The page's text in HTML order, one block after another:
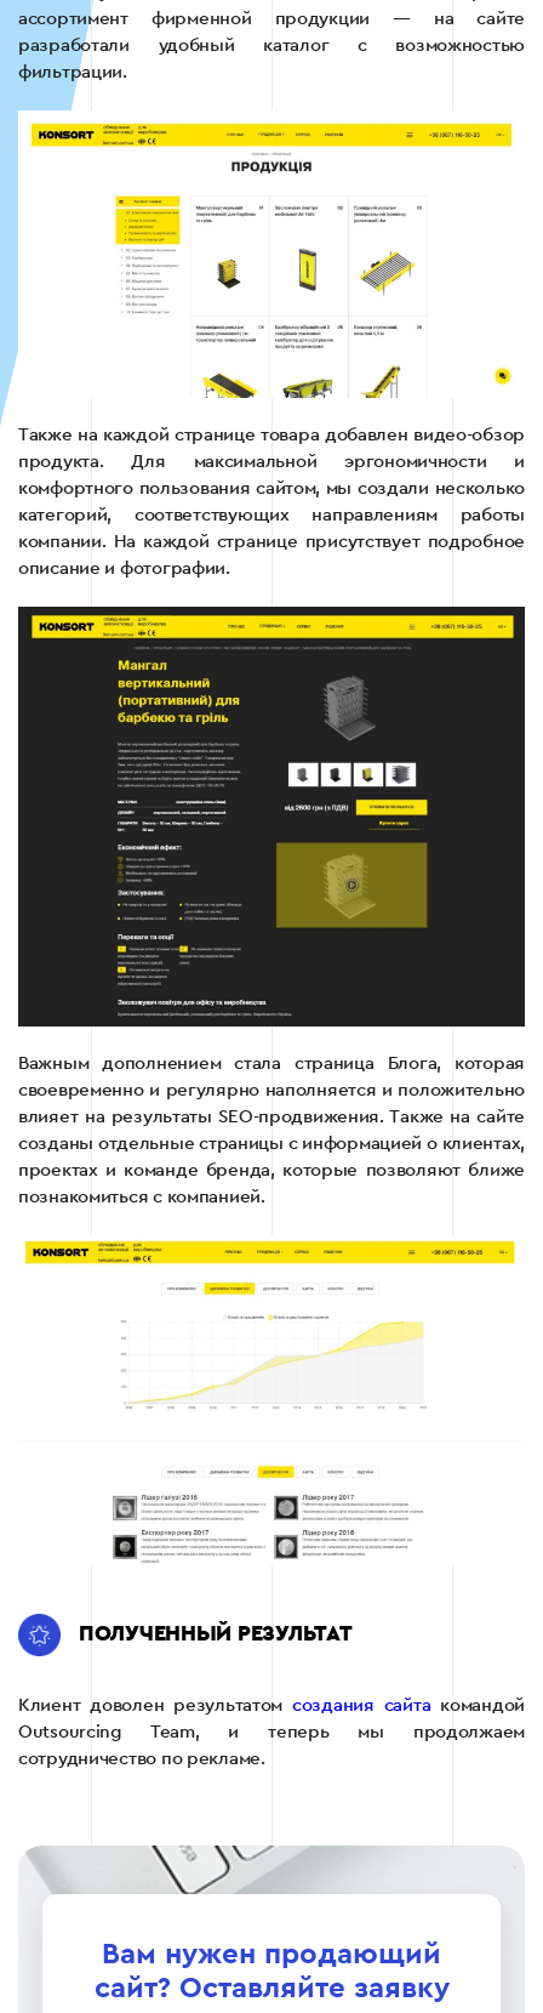
ассортимент фирменной продукции — на сайте
разработали удобный каталог с возможностью
фильтрации.
Также на каждой странице товара добавлен видео-обзор
продукта. Для максимальной эргономичности и
комфортного пользования сайтом, мы создали несколько
категорий, соответствующих направлениям работы
компании. На каждой странице присутствует подробное
описание и фотографии.
Важным дополнением стала страница Блога, которая
своевременно и регулярно наполняется и положительно
влияет на результаты SEO-продвижения. Также на сайте
созданы отдельные страницы с информацией о клиентах,
проектах и ​​команде бренда, которые позволяют ближе
познакомиться с компанией.
ПОЛУЧЕННЫЙ РЕЗУЛЬТАТ
Клиент доволен результатомсоздания сайта командой
Outsourcing Team, и теперь мы продолжаем
сотрудничество по рекламе.
Вам нужен продающий
сайт? Оставляйте заявку